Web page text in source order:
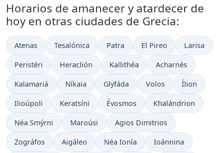
Horarios de amanecer y atardecer de
hoy en otras ciudades de Grecia:
Atenas Tesalónica Patra El Pireo Larisa
Peristéri Heraclión Kallithéa Acharnés
Kalamariá Níkaia Glyfáda Volos Ílion
Ilioúpoli Keratsíni Évosmos Khalándrion
Néa Smýrni Maroúsi Agios Dimitrios
Zográfos Aigáleo Néa Ionía Ioánnina